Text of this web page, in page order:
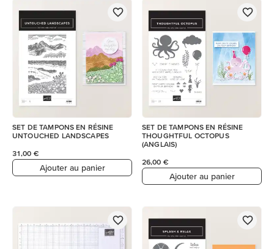
SET DE TAMPONS EN RÉSINE
UNTOUCHED LANDSCAPES
31,00 €
Ajouter au panier
SET DE TAMPONS EN RÉSINE
THOUGHTFUL OCTOPUS
(ANGLAIS)
26,00 €
Ajouter au panier